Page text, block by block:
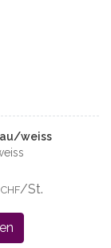
weiss
CHF/St.